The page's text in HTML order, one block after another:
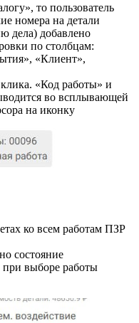
то пользователь
номера на детали
дела) добавлено
по столбцам:
«Клиент»,
«Код работы» и
во всплывающей
на иконку
ко всем работам ПЗР
состояние
при выборе работы